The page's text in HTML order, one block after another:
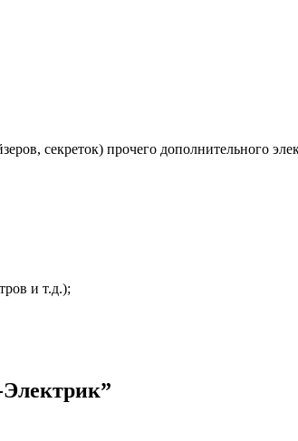
секреток) прочего дополнительного
и т.д.);